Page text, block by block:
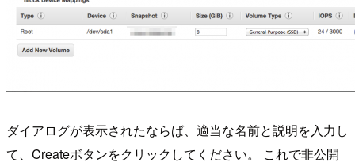
ダイアログが表示されたならば、適当な名前と説明を入力し
て、Createボタンをクリックしてください。 これで非公開